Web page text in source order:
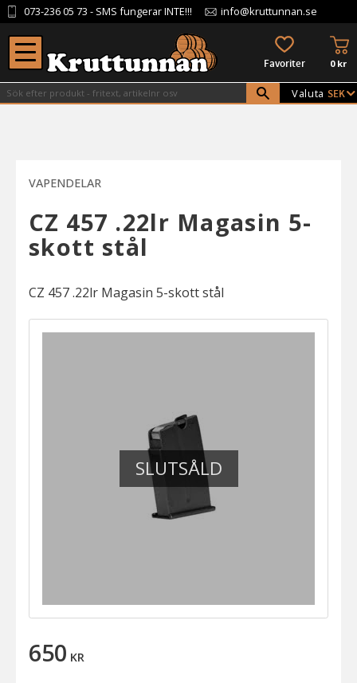
Meny
073-236 05 73 - SMS fungerar INTE!!! info@kruttunnan.se
FAVORITER 0kr
Valuta
VAPENDELAR
CZ 457 .22lr Magasin 5-
skott stål
CZ 457 .22lr Magasin 5-skott stål
SLUTSÅLD
650 KR